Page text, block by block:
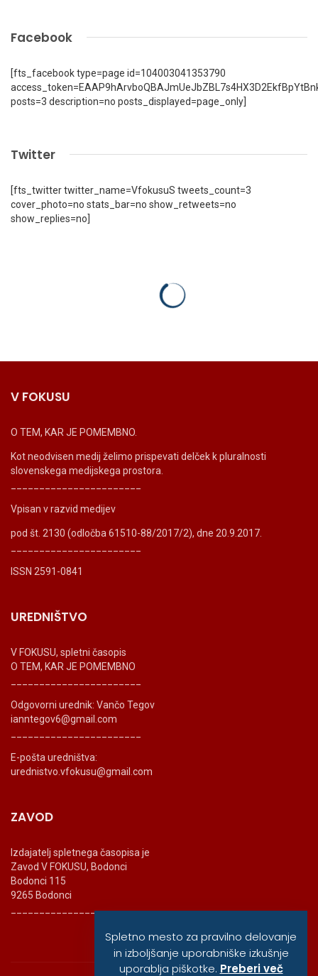
Facebook
[fts_facebook type=page id=104003041353790
posts=3 description=no posts_displayed=page_only]
Twitter
[fts_twitter twitter_name=VfokusuS tweets_count=3
cover_photo=no stats_bar=no show_retweets=no
show_replies=no]
V FOKUSU
O TEM, KAR JE POMEMBNO.
Kot neodvisen medij želimo prispevati delček k pluralnosti
slovenskega medijskega prostora.
Vpisan v razvid medijev
pod št. 2130 (odločba 61510-88/2017/2), dne 20.9.2017.
ISSN 2591-0841
UREDNIŠTVO
V FOKUSU, spletni časopis
O TEM, KAR JE POMEMBNO
Odgovorni urednik: Vančo Tegov
ianntegov6@gmail.com
E-pošta uredništva:
urednistvo.vfokusu@gmail.com
ZAVOD
Izdajatelj spletnega časopisa je
Zavod V FOKUSU, Bodonci
Bodonci 115
9265 Bodonci
_______________________
Spletno mesto za pravilno delovanje
in izboljšanje uporabniške izkušnje
uporablja piškotke. Preberi več